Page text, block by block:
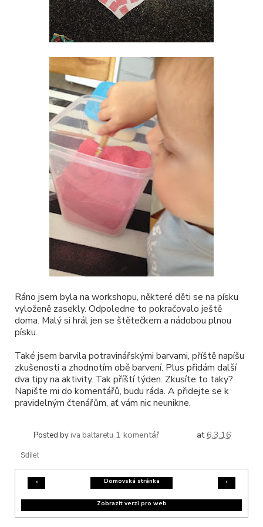
Ráno jsem byla na workshopu, některé děti se na písku
vyloženě zasekly. Odpoledne to pokračovalo ještě
doma. Malý si hrál jen se štětečkem a nádobou plnou
písku.
Také jsem barvila potravinářskými barvami, příště napíšu
zkušenosti a zhodnotím obě barvení. Plus přidám další
dva tipy na aktivity. Tak příští týden. Zkusíte to taky?
Napište mi do komentářů, budu ráda. A přidejte se k
pravidelným čtenářům, ať vám nic neunikne.
Posted by iva baltaretu at6.3.16
1 komentář
Sdílet
‹ ›
Domovská stránka
Zobrazit verzi pro web